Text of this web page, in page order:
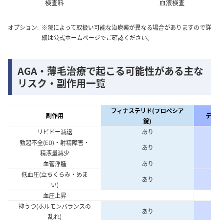
検査料 血液検査
オプション: ※院によって取扱い可能な治療薬が異なる場合がありますので詳
細は公式ホームページでご確認ください。
AGA・薄毛治療で起こる可能性がある主な
リスク・副作用一覧
副作用
フィナステリド(プロペシア
錠)
デ
リビドー減退
あり
勃起不全(ED)・射精障害・
精液量減少
あり
血管浮腫
あり
低血圧(立ちくらみ・めま
い)
あり
血圧上昇
抑うつ(ホルモンバランスの
乱れ)
あり